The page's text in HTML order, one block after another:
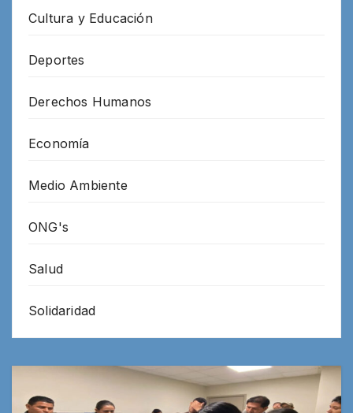
Cultura y Educación
Deportes
Derechos Humanos
Economía
Medio Ambiente
ONG's
Salud
Solidaridad